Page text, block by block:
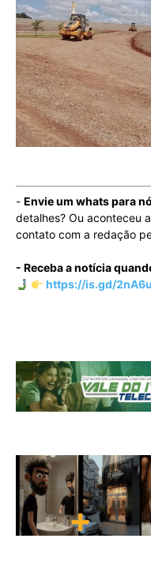
- Envie um whats para
detalhes? Ou aconteceu
contato com a redação
- Receba a notícia
https://is.gd/